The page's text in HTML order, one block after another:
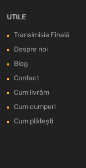
UTILE
Transimisie Finală
Despre noi
Blog
Contact
Cum livrăm
Cum cumperi
Cum plătești